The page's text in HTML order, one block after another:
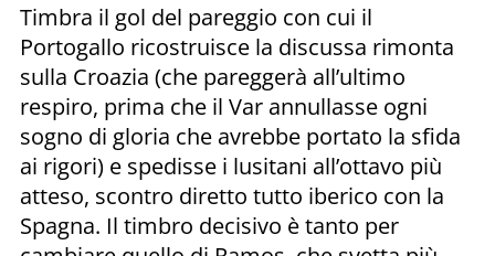
Timbra il gol del pareggio con cui il
Portogallo ricostruisce la discussa rimonta
sulla Croazia (che pareggerà all’ultimo
respiro, prima che il Var annullasse ogni
sogno di gloria che avrebbe portato la sfida
ai rigori) e spedisse i lusitani all’ottavo più
atteso, scontro diretto tutto iberico con la
Spagna. Il timbro decisivo è tanto per